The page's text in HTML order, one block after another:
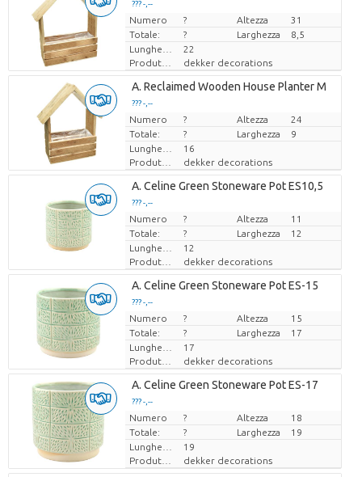
??? -,--
Prezzo x uno
Numero ? Altezza
31
Totale:
? Larghezza
8,5
22
Produttore
dekker decorations
A. Reclaimed Wooden House Planter M
??? -,--
Prezzo x uno
Numero ? Altezza
24
Totale:
? Larghezza
9
16
Produttore
dekker decorations
A. Celine Green Stoneware Pot ES10,5
??? -,--
Prezzo x uno
Numero ? Altezza
11
Totale:
? Larghezza
12
12
Produttore
dekker decorations
A. Celine Green Stoneware Pot ES-15
??? -,--
Prezzo x uno
Numero ? Altezza
15
Totale:
? Larghezza
17
17
Produttore
dekker decorations
A. Celine Green Stoneware Pot ES-17
??? -,--
Prezzo x uno
Numero ? Altezza
18
Totale:
? Larghezza
19
19
Produttore
dekker decorations